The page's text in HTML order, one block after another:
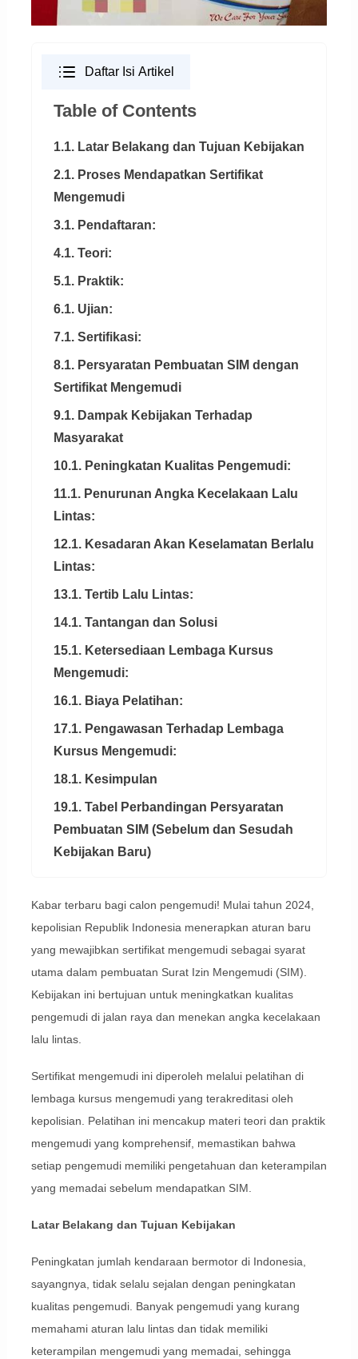
Daftar Isi Artikel
Table of Contents
1.1. Latar Belakang dan Tujuan Kebijakan
2.1. Proses Mendapatkan Sertifikat
Mengemudi
3.1. Pendaftaran:
4.1. Teori:
5.1. Praktik:
6.1. Ujian:
7.1. Sertifikasi:
8.1. Persyaratan Pembuatan SIM dengan
Sertifikat Mengemudi
9.1. Dampak Kebijakan Terhadap
Masyarakat
10.1. Peningkatan Kualitas Pengemudi:
11.1. Penurunan Angka Kecelakaan Lalu
Lintas:
12.1. Kesadaran Akan Keselamatan Berlalu
Lintas:
13.1. Tertib Lalu Lintas:
14.1. Tantangan dan Solusi
15.1. Ketersediaan Lembaga Kursus
Mengemudi:
16.1. Biaya Pelatihan:
17.1. Pengawasan Terhadap Lembaga
Kursus Mengemudi:
18.1. Kesimpulan
19.1. Tabel Perbandingan Persyaratan
Pembuatan SIM (Sebelum dan Sesudah
Kebijakan Baru)
Kabar terbaru bagi calon pengemudi! Mulai tahun 2024,
kepolisian Republik Indonesia menerapkan aturan baru
yang mewajibkan sertifikat mengemudi sebagai syarat
utama dalam pembuatan Surat Izin Mengemudi (SIM).
Kebijakan ini bertujuan untuk meningkatkan kualitas
pengemudi di jalan raya dan menekan angka kecelakaan
lalu lintas.
Sertifikat mengemudi ini diperoleh melalui pelatihan di
lembaga kursus mengemudi yang terakreditasi oleh
kepolisian. Pelatihan ini mencakup materi teori dan praktik
mengemudi yang komprehensif, memastikan bahwa
setiap pengemudi memiliki pengetahuan dan keterampilan
yang memadai sebelum mendapatkan SIM.
Latar Belakang dan Tujuan Kebijakan
Peningkatan jumlah kendaraan bermotor di Indonesia,
sayangnya, tidak selalu sejalan dengan peningkatan
kualitas pengemudi. Banyak pengemudi yang kurang
memahami aturan lalu lintas dan tidak memiliki
keterampilan mengemudi yang memadai, sehingga